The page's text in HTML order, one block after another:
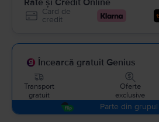
Rate și Credit Online
Card de
credit
Încearcă gratuit Genius
Transport
gratuit
Oferte
exclusive
Parte din grupul